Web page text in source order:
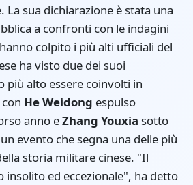
sua dichiarazione è stata una
a confronti con le indagini
colpito i più alti ufficiali del
ha visto due dei suoi
più alto essere coinvolti in
He Weidong espulso
anno eZhang Youxia sotto
evento che segna una delle più
storia militare cinese. "Il
insolito ed eccezionale", ha detto